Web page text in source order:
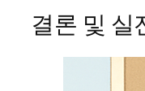
결론 및 실